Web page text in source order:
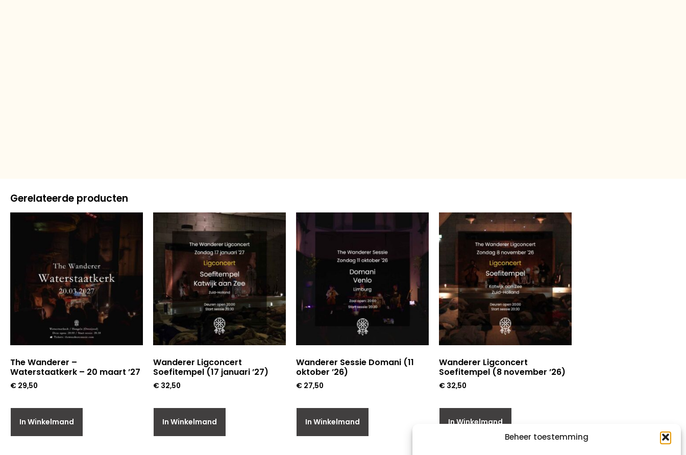
Beheer toestemming
Gerelateerde producten
The Wanderer –
Waterstaatkerk – 20 maart ’27
€ 29,50
In Winkelmand
Wanderer Ligconcert
Soefitempel (17 januari ’27)
€ 32,50
In Winkelmand
Wanderer Sessie Domani (11
oktober ’26)
€ 27,50
In Winkelmand
Wanderer Ligconcert
Soefitempel (8 november ’26)
€ 32,50
In Winkelmand